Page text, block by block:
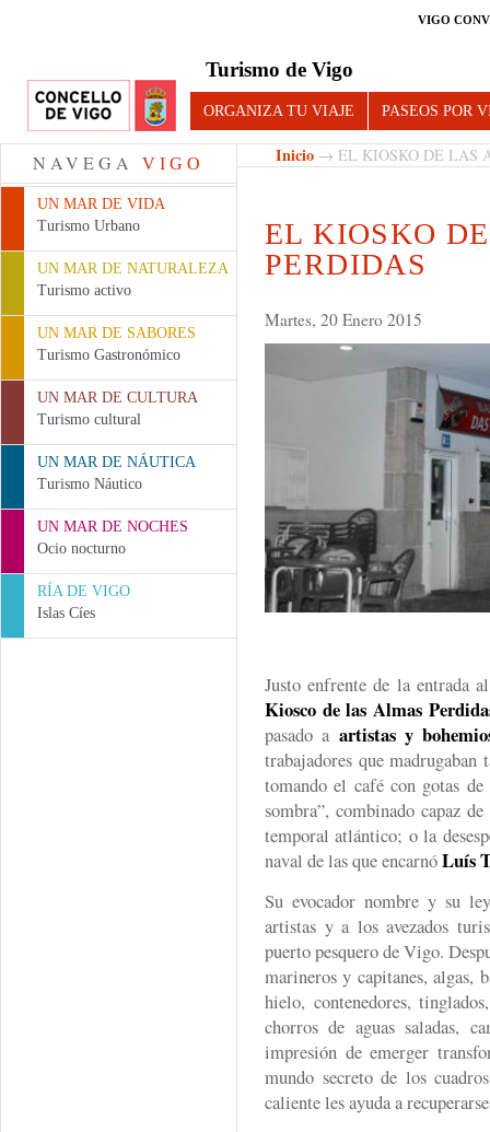
VIGO
Turismo de Vigo
ORGANIZA TU VIAJE PASEOS POR
NAVEGA VIGO
UN MAR DE VIDA
Turismo Urbano
UN MAR DE NATURALEZA
Turismo activo
UN MAR DE SABORES
Turismo Gastronómico
UN MAR DE CULTURA
Turismo cultural
UN MAR DE NÁUTICA
Turismo Náutico
UN MAR DE NOCHES
Ocio nocturno
RÍA DE VIGO
Islas Cíes
Inicio → EL KIOSKO DE LAS
EL KIOSKO
PERDIDAS
Martes, 20 Enero 2015
Justo enfrente de la entrada
Kiosco de las Almas
pasado a artistas y
trabajadores que
tomando el café con gotas
sombra”, combinado capaz
temporal atlántico; o la
naval de las que encarnóLuís
Su evocador nombre y su
artistas y a los avezados
puerto pesquero de Vigo.
marineros y capitanes, algas,
hielo, contenedores,
chorros de aguas saladas,
impresión de emerger
mundo secreto de los
caliente les ayuda a